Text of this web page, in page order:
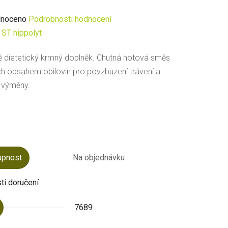
Podrobnosti hodnocení
ST hippolyt
dietetický krmný doplněk. Chutná hotová směs
obsahem obilovin pro povzbuzení trávení a
Na objednávku
doručení
7689